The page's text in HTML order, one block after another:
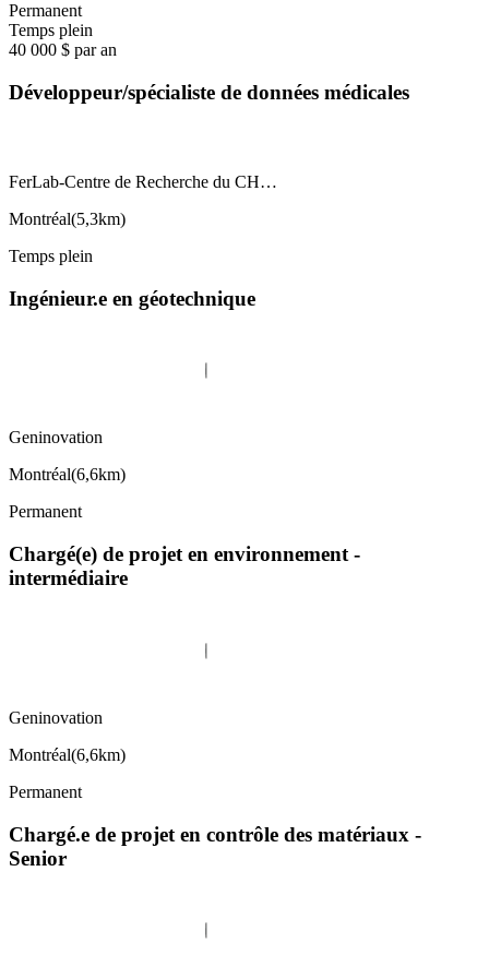
Permanent
Temps plein
40 000 $ par an
Développeur/spécialiste de données médicales
FerLab-Centre de Recherche du CH…
Montréal(5,3km)
Temps plein
Ingénieur.e en géotechnique
Geninovation
Montréal(6,6km)
Permanent
Chargé(e) de projet en environnement -
intermédiaire
Geninovation
Montréal(6,6km)
Permanent
Chargé.e de projet en contrôle des matériaux -
Senior